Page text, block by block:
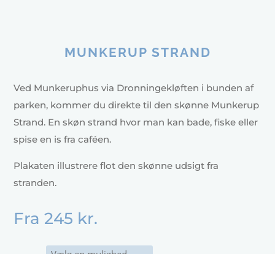
MUNKERUP STRAND
Ved Munkeruphus via Dronningekløften i bunden af
parken, kommer du direkte til den skønne Munkerup
Strand. En skøn strand hvor man kan bade, fiske eller
spise en is fra caféen.
Plakaten illustrere flot den skønne udsigt fra
stranden.
Fra245 kr.